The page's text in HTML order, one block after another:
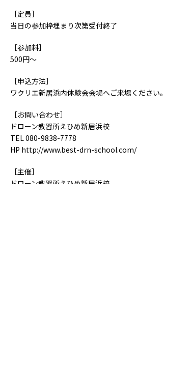
［定員］
当日の参加枠埋まり次第受付終了
［参加料］
500円～
［申込方法］
ワクリエ新居浜内体験会会場へご来場ください。
［お問い合わせ］
ドローン教習所えひめ新居浜校
TEL 080-9838-7778
HP http://www.best-drn-school.com/
［主催］
ドローン教習所えひめ新居浜校